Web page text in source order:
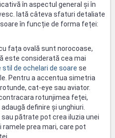
în aspectul general și în
Iată câteva sfaturi detaliate
în funcție de forma feței:
fața ovală sunt norocoase,
este considerată cea mai
stil de ochelari de soare se
Pentru a accentua simetria
cat-eye sau aviator.
rotunjimea feței,
definire și unghiuri.
pătrate pot crea iluzia unei
prea mari, care pot